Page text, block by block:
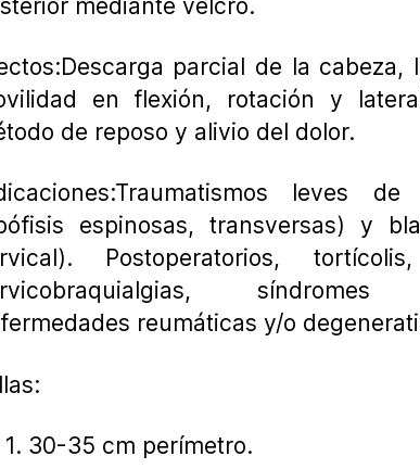
mediante velcro.
parcial de la cabeza,
en flexión, rotación y
de reposo y alivio del dolor.
leves
espinosas, transversas) y
Postoperatorios,
síndromes
reumáticas y/o
1. 30-35 cm perímetro.